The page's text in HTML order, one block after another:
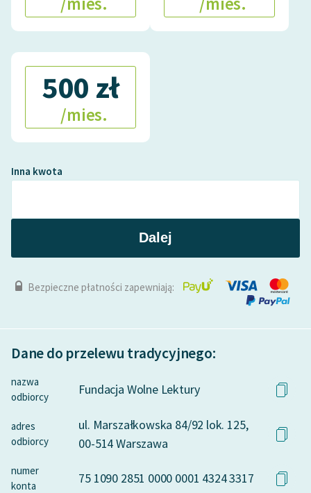
500 zł
/mies.
Inna kwota
Dalej
Bezpieczne płatności zapewniają:
Dane do przelewu tradycyjnego:
nazwa
odbiorcy
Fundacja Wolne Lektury
adres
odbiorcy
ul. Marszałkowska 84/92 lok. 125,
00-514 Warszawa
numer
konta
75 1090 2851 0000 0001 4324 3317